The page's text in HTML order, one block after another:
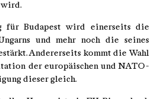
wird.
für Budapest wird einerseits die
und mehr noch die seines
Andererseits kommt die Wahl
der europäischen und NATO-
dieser gleich.